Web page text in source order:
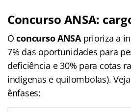
Concurso ANSA:
Oconcurso ANSAprioriza a
7% das oportunidades para
deficiência e 30% para cotas
indígenas e quilombolas).
ênfases: